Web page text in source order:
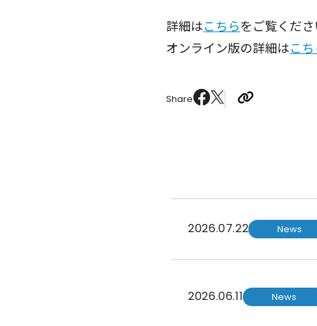
詳細はこちらをご覧くださ
オンライン版の詳細はこ
Share
2026.07.22 News
2026.06.11 News